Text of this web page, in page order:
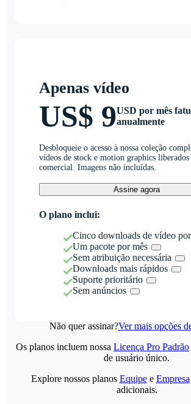
Apenas vídeo
US$ 9USD por mês
anualmente
Desbloqueie o acesso à nossa coleção
vídeos de stock e motion graphics liberados
comercial. Imagens não incluídas.
Assine agora
O plano inclui:
Cinco downloads de vídeo
Um pacote por mês
Sem atribuição necessária
Downloads mais rápidos
Suporte prioritário
Sem anúncios
Não quer assinar?Ver mais opções
Os planos incluem nossa Licença Pro Padrão
de usuário único.
Explore nossos planos Equipee Empresa
adicionais.